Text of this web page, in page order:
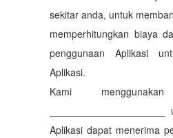
sekitar anda, untuk
memperhitungkan biaya
penggunaan Aplikasi
Aplikasi.
Kami
Aplikasi dapat menerima